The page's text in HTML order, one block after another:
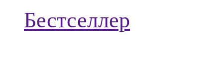
Бестселлер